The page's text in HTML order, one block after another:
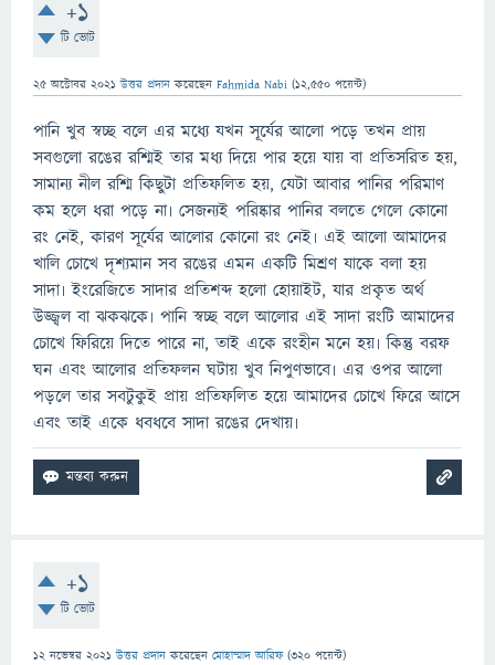
+1
টি ভোট
25 অক্টোবর 2021 উত্তর প্রদান করেছেন Fahmida Nabi (12,550 পয়েন্ট)
পানি খুব স্বচ্ছ বলে এর মধ্যে যখন সূর্যের আলো পড়ে তখন প্রায়
সবগুলো রঙের রশ্মিই তার মধ্য দিয়ে পার হয়ে যায় বা প্রতিসরিত হয়,
সামান্য নীল রশ্মি কিছুটা প্রতিফলিত হয়, যেটা আবার পানির পরিমাণ
কম হলে ধরা পড়ে না৷ সেজন্যই পরিষ্কার পানির বলতে গেলে কোনো
রং নেই, কারণ সূর্যের আলোর কোনো রং নেই৷ এই আলো আমাদের
খালি চোখে দৃশ্যমান সব রঙের এমন একটি মিশ্রণ যাকে বলা হয়
সাদা৷ ইংরেজিতে সাদার প্রতিশব্দ হলো হোয়াইট, যার প্রকৃত অর্থ
উজ্জ্বল বা ঝকঝকে৷ পানি স্বচ্ছ বলে আলোর এই সাদা রংটি আমাদের
চোখে ফিরিয়ে দিতে পারে না, তাই একে রংহীন মনে হয়৷ কিন্তু বরফ
ঘন এবং আলোর প্রতিফলন ঘটায় খুব নিপুণভাবে৷ এর ওপর আলো
পড়লে তার সবটুকুই প্রায় প্রতিফলিত হয়ে আমাদের চোখে ফিরে আসে
এবং তাই একে ধবধবে সাদা রঙের দেখায়৷
+1
টি ভোট
12 নভেম্বর 2021 উত্তর প্রদান করেছেন মোহাম্মাদ আরিফ (320 পয়েন্ট)